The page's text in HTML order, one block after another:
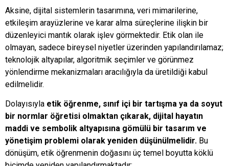
Aksine, dijital sistemlerin tasarımına, veri mimarilerine,
etkileşim arayüzlerine ve karar alma süreçlerine ilişkin bir
düzenleyici mantık olarak işlev görmektedir. Etik olan ile
olmayan, sadece bireysel niyetler üzerinden yapılandırılamaz;
teknolojik altyapılar, algoritmik seçimler ve görünmez
yönlendirme mekanizmaları aracılığıyla da üretildiği kabul
edilmelidir.
Dolayısıyla etik öğrenme, sınıf içi bir tartışma ya da soyut
bir normlar öğretisi olmaktan çıkarak, dijital hayatın
maddi ve sembolik altyapısına gömülü bir tasarım ve
yönetişim problemi olarak yeniden düşünülmelidir. Bu
dönüşüm, etik öğrenmenin doğasını üç temel boyutta köklü